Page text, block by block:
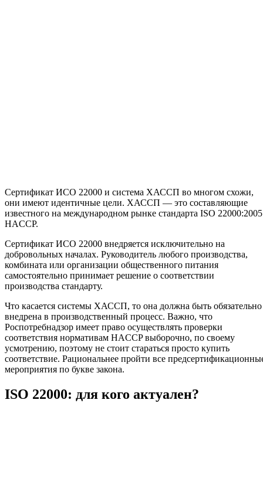
Сертификат ИСО 22000 и система ХАССП во многом схожи,
они имеют идентичные цели. ХАССП — это составляющие
известного на международном рынке стандарта ISO 22000:2005
HACCP.
Сертификат ИСО 22000 внедряется исключительно на
добровольных началах. Руководитель любого производства,
комбината или организации общественного питания
самостоятельно принимает решение о соответствии
производства стандарту.
Что касается системы ХАССП, то она должна быть обязательно
внедрена в производственный процесс. Важно, что
Роспотребнадзор имеет право осуществлять проверки
соответствия нормативам HACCP выборочно, по своему
усмотрению, поэтому не стоит стараться просто купить
соответствие. Рациональнее пройти все
мероприятия по букве закона.
ISO 22000: для кого актуален?